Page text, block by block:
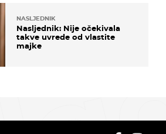
NASLJEDNIK
Nasljednik: Nije očekivala
takve uvrede od vlastite
majke